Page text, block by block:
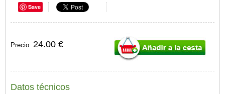
Save
Precio: 24.00 €
Datos técnicos